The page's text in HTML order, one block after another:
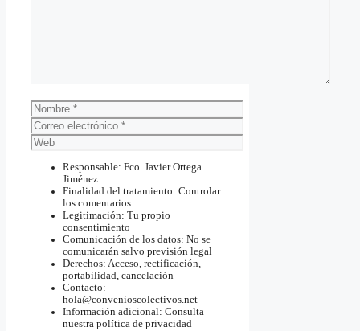
Nombre
Correo
electrónico
Web
Responsable: Fco. Javier Ortega
Jiménez
Finalidad del tratamiento: Controlar
los comentarios
Legitimación: Tu propio
consentimiento
Comunicación de los datos: No se
comunicarán salvo previsión legal
Derechos: Acceso, rectificación,
portabilidad, cancelación
Contacto:
hola@convenioscolectivos.net
Información adicional: Consulta
nuestra política de privacidad